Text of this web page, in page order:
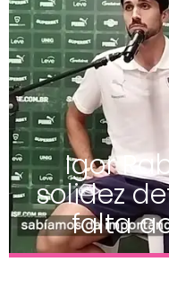
Igor
solidez
falta